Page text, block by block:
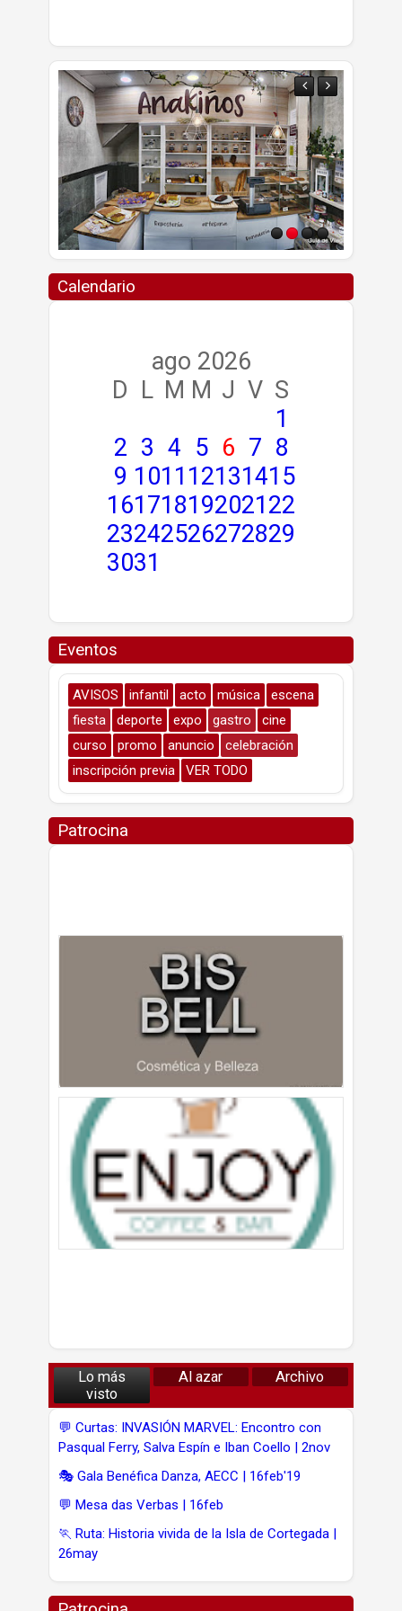
Calendario
ago 2026
D L M M J V S
1
2 3 4 5 6 7 8
9 1011 12131415
16171819202122
23242526272829
3031
Eventos
AVISOS infantil acto música
escena
fiesta
deporte expo gastro
cine
curso
promo anuncio
celebración
inscripción previa
VER TODO
Patrocina
Lo más
visto
Al azar Archivo
💬 Curtas: INVASIÓN MARVEL: Encontro con
Pasqual Ferry, Salva Espín e Iban Coello | 2nov
🎭 Gala Benéfica Danza, AECC | 16feb'19
💬 Mesa das Verbas | 16feb
🏃 Ruta: Historia vivida de la Isla de Cortegada |
26may